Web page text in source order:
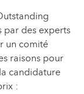
par des experts
un comité
raisons pour
candidature
: